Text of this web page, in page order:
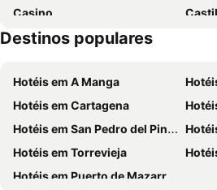
Hotel Mesón del Moro
Hotel
HOTEL ALCAZAR
Casino
Iglesia de San Onofre
Centro Comercial Nueva Condomina
Terra
Monasterio de los Jerónimos de San Pedro de la Ñora
Los
Zeneta
Sangonera la Verde
San
Zarandona
Destinos populares
Hotéis em A Manga
Hotéis em Cartagena
Hotéis em San Pedro del Pinatar
Hotéis em Torrevieja
Hotéis em Puerto de Mazarrón